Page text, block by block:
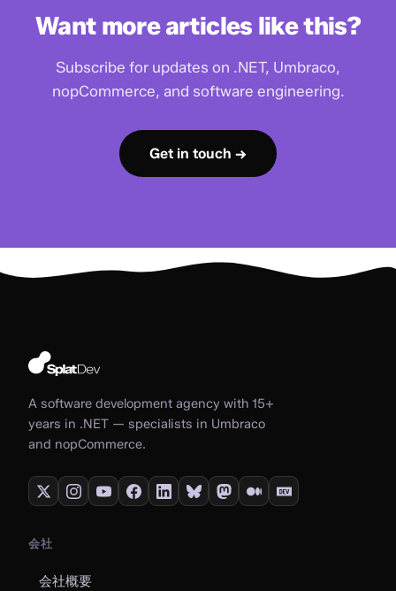
Want more articles like this?
Subscribe for updates on .NET, Umbraco,
nopCommerce, and software engineering.
Get in touch →
A software development agency with 15+
years in .NET — specialists in Umbraco
and nopCommerce.
会社
会社概要